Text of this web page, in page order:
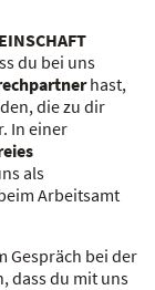
du bei uns
hast,
die zu dir
In einer
als
Arbeitsamt
Gespräch bei der
dass du mit uns